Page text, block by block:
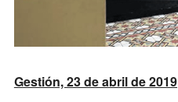
Gestión, 23 de abril de 2019